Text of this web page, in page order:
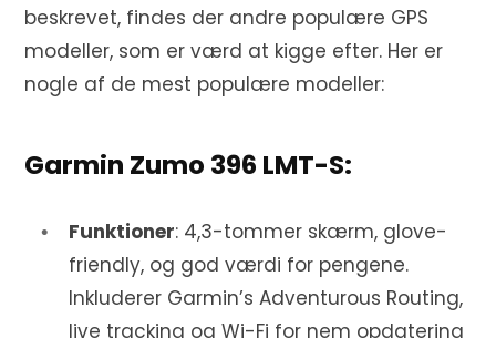
beskrevet, findes der andre populære GPS
modeller, som er værd at kigge efter. Her er
nogle af de mest populære modeller:
Garmin Zumo 396 LMT-S:
Funktioner: 4,3-tommer skærm, glove-
friendly, og god værdi for pengene.
Inkluderer Garmin’s Adventurous Routing,
live tracking og Wi-Fi for nem opdatering